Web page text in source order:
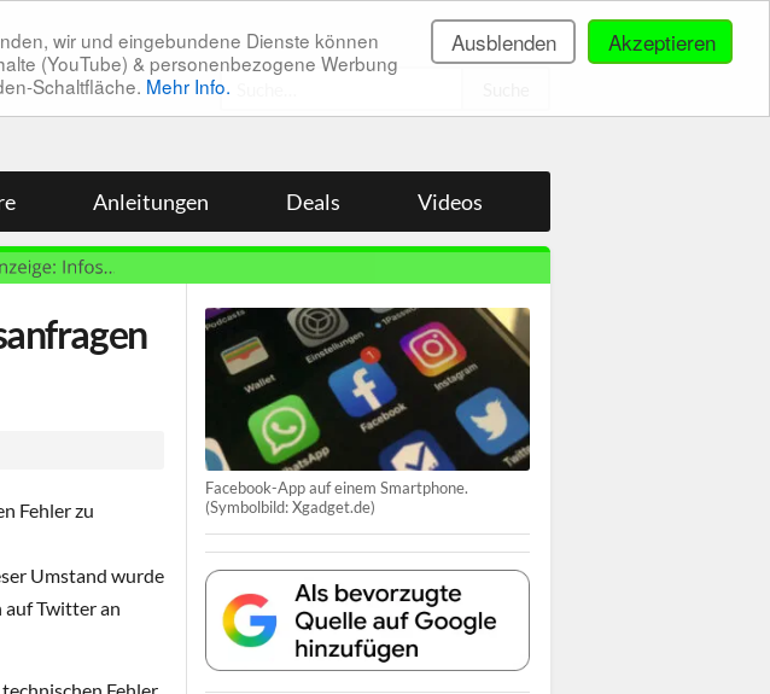
Akzeptieren
Ausblenden
wir und eingebundene Dienste können
(YouTube) & personenbezogene Werbung
Schaltfläche. Mehr Info.
Anleitungen Deals Videos
Fehler zu
Umstand wurde
auf Twitter an
Facebook-App auf einem Smartphone.
(Symbolbild: Xgadget.de)